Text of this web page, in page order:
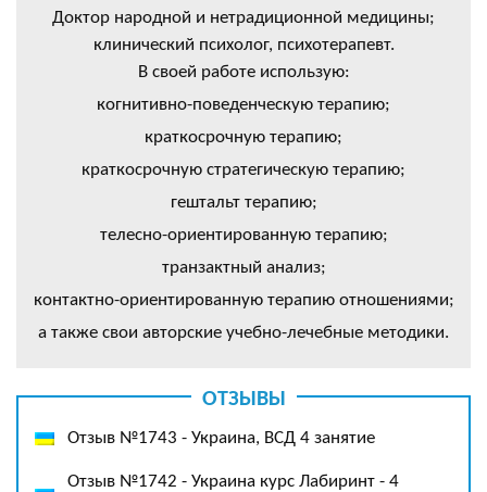
Доктор народной и нетрадиционной медицины;
клинический психолог, психотерапевт.
В своей работе использую:
когнитивно-поведенческую терапию;
краткосрочную терапию;
краткосрочную стратегическую терапию;
гештальт терапию;
телесно-ориентированную терапию;
транзактный анализ;
контактно-ориентированную терапию отношениями;
а также свои авторские учебно-лечебные методики.
ОТЗЫВЫ
Отзыв №1743 - Украина, ВСД 4 занятие
Отзыв №1742 - Украина курс Лабиринт - 4